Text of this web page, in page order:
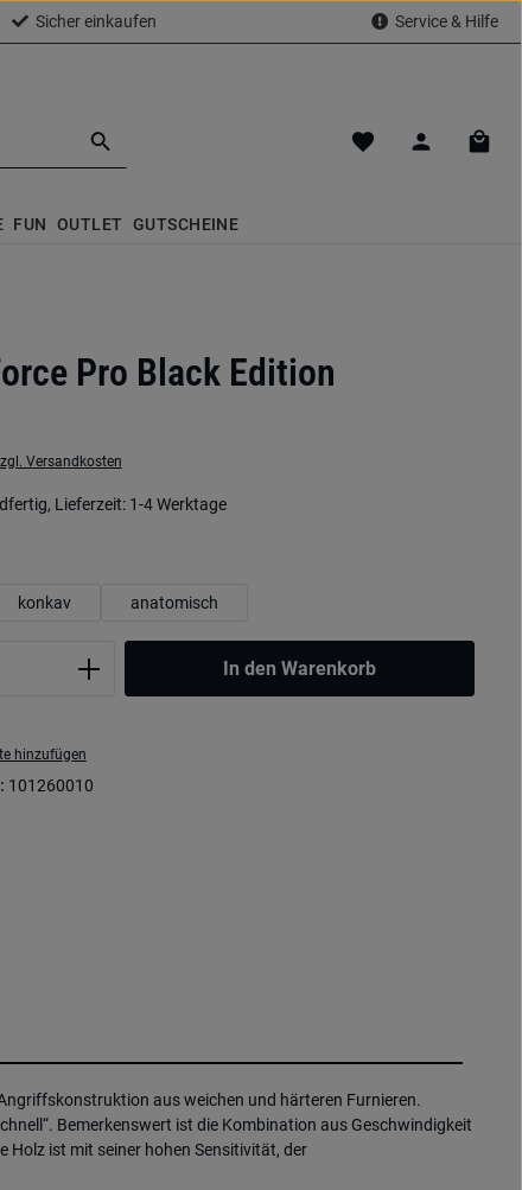
Sicher einkaufen
Service & Hilfe
Du hast 0 Produkte
FUN OUTLET GUTSCHEINE
Pro Black Edition
Versandkosten
Lieferzeit: 1-4 Werktage
konkav anatomisch
Gib den gewünschten Wert ein
In den Warenkorb
hinzufügen
101260010
aus weichen und härteren Furnieren.
Bemerkenswert ist die Kombination aus Geschwindigkeit
Holz ist mit seiner hohen Sensitivität, der